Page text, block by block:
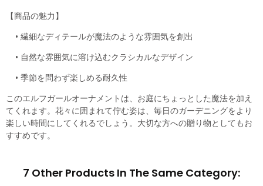
【商品の魅力】
• 繊細なディテールが魔法のような雰囲気を創出
• 自然な雰囲気に溶け込むクラシカルなデザイン
• 季節を問わず楽しめる耐久性
このエルフガールオーナメントは、お庭にちょっとした魔法を加え
てくれます。花々に囲まれて佇む姿は、毎日のガーデニングをより
楽しい時間にしてくれるでしょう。大切な方への贈り物としてもお
すすめです。
7 Other Products In The Same Category: